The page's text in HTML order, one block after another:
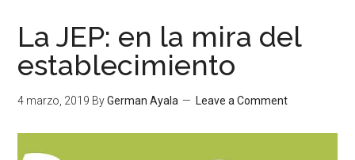
La JEP: en la mira del
establecimiento
4 marzo, 2019 ByGerman Ayala Leave a Comment